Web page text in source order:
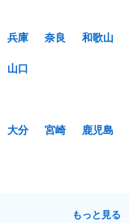
兵庫 奈良
和歌山
山口
大分 宮崎
鹿児島
もっと見る